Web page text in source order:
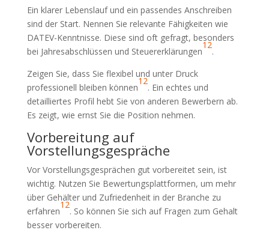
Ein klarer Lebenslauf und ein passendes Anschreiben
sind der Start. Nennen Sie relevante Fähigkeiten wie
DATEV-Kenntnisse. Diese sind oft gefragt, besonders
bei Jahresabschlüssen und Steuererklärungen
12
.
Zeigen Sie, dass Sie flexibel und unter Druck
professionell bleiben können
12
. Ein echtes und
detailliertes Profil hebt Sie von anderen Bewerbern ab.
Es zeigt, wie ernst Sie die Position nehmen.
Vorbereitung auf
Vorstellungsgespräche
Vor Vorstellungsgesprächen gut vorbereitet sein, ist
wichtig. Nutzen Sie Bewertungsplattformen, um mehr
über Gehälter und Zufriedenheit in der Branche zu
erfahren
12
. So können Sie sich auf Fragen zum Gehalt
besser vorbereiten.